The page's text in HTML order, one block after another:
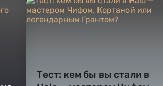
Тест: кем бы вы стали в